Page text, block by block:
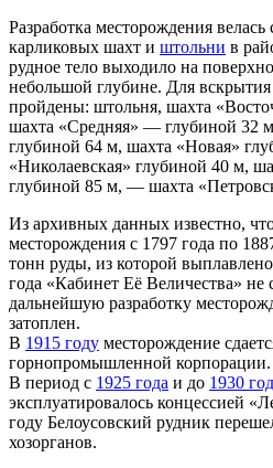
Разработка месторождения
карликовых шахт и штольни в
рудное тело выходило на
небольшой глубине. Для
пройдены: штольня, шахта
шахта «Средняя» — глубиной 32
глубиной 64 м, шахта «Новая»
«Николаевская» глубиной 40 м,
глубиной 85 м, — шахта
Из архивных данных известно,
месторождения с 1797 года по
тонн руды, из которой
года «Кабинет Её Величества»
дальнейшую разработку
затоплен.
В 1915 году месторождение
горнопромышленной корпорации.
В период с 1925 года и до 1930 год
эксплуатировалось концессией
году Белоусовский рудник
хозорганов.